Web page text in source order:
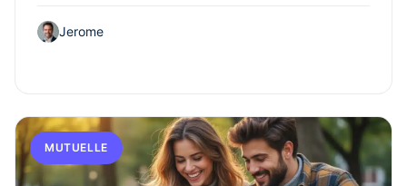
Jerome
MUTUELLE